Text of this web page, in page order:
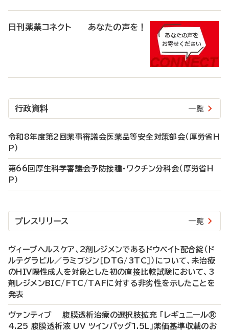
日刊薬業コネクト あなたの声を！
行政資料 一覧
令和8年度第2回薬事審議会医薬品等安全対策部会（厚労省H
P）
第66回厚生科学審議会予防接種・ワクチン分科会（厚労省H
P）
プレスリリース 一覧
ヴィーブヘルスケア、2剤レジメンであるドウベイト配合錠（ド
ルテグラビル／ラミブジン［DTG/3TC］）について、未治療
のHIV陽性成人を対象とした初の直接比較試験において、3
剤レジメンBIC/FTC/TAFに対する非劣性を示したことを
発表
ヴァンティブ 腹膜透析治療の選択肢拡充 「レギュニール®
4.25 腹膜透析液 UV ツインバッグ1.5L」薬価基準収載のお